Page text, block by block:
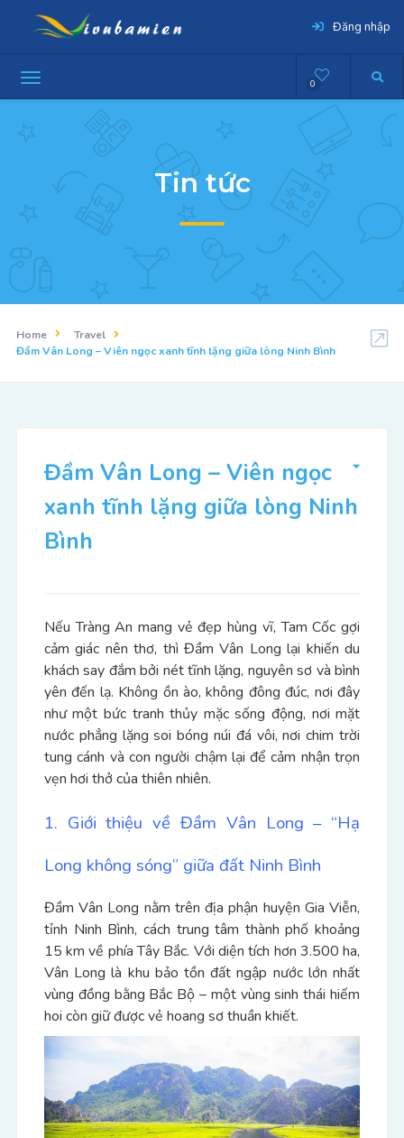
Đăng nhập
0
Tin tức
Home
Travel
Đầm Vân Long – Viên ngọc xanh tĩnh lặng giữa lòng Ninh Bình
Đầm Vân Long – Viên ngọc
xanh tĩnh lặng giữa lòng Ninh
Bình
Nếu Tràng An mang vẻ đẹp hùng vĩ, Tam Cốc gợi
cảm giác nên thơ, thì Đầm Vân Long lại khiến du
khách say đắm bởi nét tĩnh lặng, nguyên sơ và bình
yên đến lạ. Không ồn ào, không đông đúc, nơi đây
như một bức tranh thủy mặc sống động, nơi mặt
nước phẳng lặng soi bóng núi đá vôi, nơi chim trời
tung cánh và con người chậm lại để cảm nhận trọn
vẹn hơi thở của thiên nhiên.
1. Giới thiệu về Đầm Vân Long – “Hạ
Long không sóng” giữa đất Ninh Bình
Đầm Vân Long nằm trên địa phận huyện Gia Viễn,
tỉnh Ninh Bình, cách trung tâm thành phố khoảng
15 km về phía Tây Bắc. Với diện tích hơn 3.500 ha,
Vân Long là khu bảo tồn đất ngập nước lớn nhất
vùng đồng bằng Bắc Bộ – một vùng sinh thái hiếm
hoi còn giữ được vẻ hoang sơ thuần khiết.